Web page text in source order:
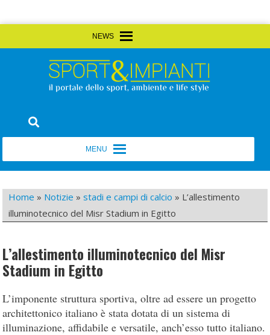
to
Sport&Impianti
Home » Notizie »stadi e campi di calcio » L’allestimento
illuminotecnico del Misr Stadium in Egitto
L’allestimento illuminotecnico del Misr
Stadium in Egitto
L’imponente struttura sportiva, oltre ad essere un progetto
architettonico italiano è stata dotata di un sistema di
illuminazione, affidabile e versatile, anch’esso tutto italiano.